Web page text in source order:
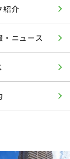
紹介
ニュース